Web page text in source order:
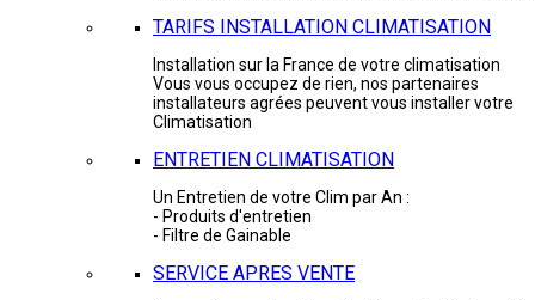
TARIFS INSTALLATION CLIMATISATION
Installation sur la France de votre climatisation
Vous vous occupez de rien, nos partenaires
installateurs agrées peuvent vous installer votre
Climatisation
ENTRETIEN CLIMATISATION
Un Entretien de votre Clim par An :
- Produits d'entretien
- Filtre de Gainable
SERVICE APRES VENTE